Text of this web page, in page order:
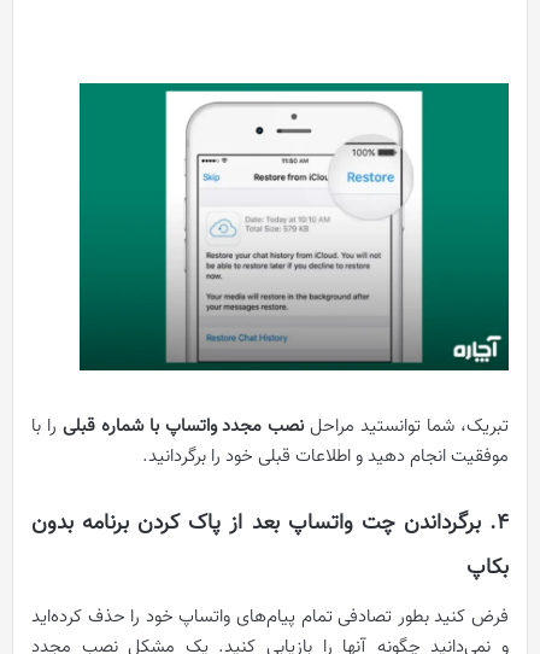
تبریک، شما توانستید مراحلنصب مجدد واتساپ با شماره قبلی را با
موفقیت انجام دهید و اطلاعات قبلی خود را برگردانید.
۴. برگرداندن چت واتساپ بعد از پاک کردن برنامه بدون
بکاپ
فرض کنید بطور تصادفی تمام پیام‌های واتساپ خود را حذف کرده‌اید
و نمی‌دانید چگونه آنها را بازیابی کنید. یک مشکل نصب مجدد